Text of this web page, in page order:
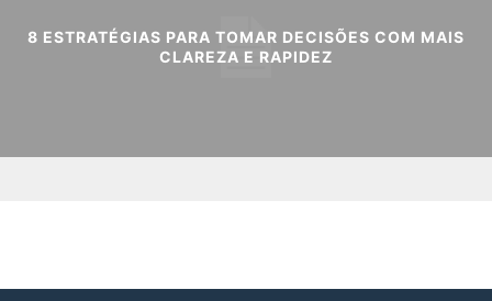
8 ESTRATÉGIAS PARA TOMAR DECISÕES COM MAIS
CLAREZA E RAPIDEZ